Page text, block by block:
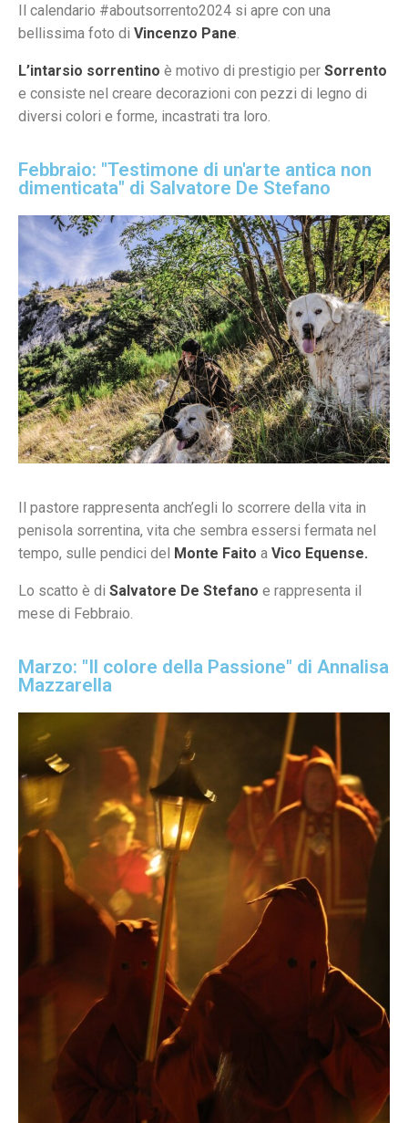
Il calendario #aboutsorrento2024 si apre con una
bellissima foto di Vincenzo Pane.
L’intarsio sorrentino è motivo di prestigio per Sorrento
e consiste nel creare decorazioni con pezzi di legno di
diversi colori e forme, incastrati tra loro.
Febbraio: "Testimone di un'arte antica non
dimenticata" di Salvatore De Stefano
Il pastore rappresenta anch’egli lo scorrere della vita in
penisola sorrentina, vita che sembra essersi fermata nel
tempo, sulle pendici del
Monte Faito a Vico Equense.
Lo scatto è di Salvatore De Stefano e rappresenta il
mese di Febbraio.
Marzo: "Il colore della Passione" di Annalisa
Mazzarella